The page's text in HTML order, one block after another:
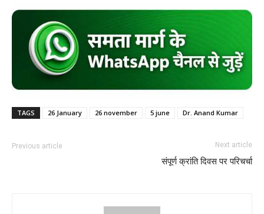
TAGS 26 January 26 november 5 june Dr. Anand Kumar
Previous article Next article
संपूर्ण क्रांति दिवस पर परिचर्चा